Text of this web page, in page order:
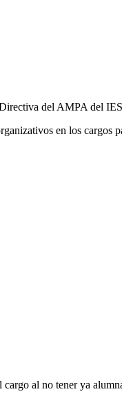
del AMPA del
en los cargos
al no tener ya